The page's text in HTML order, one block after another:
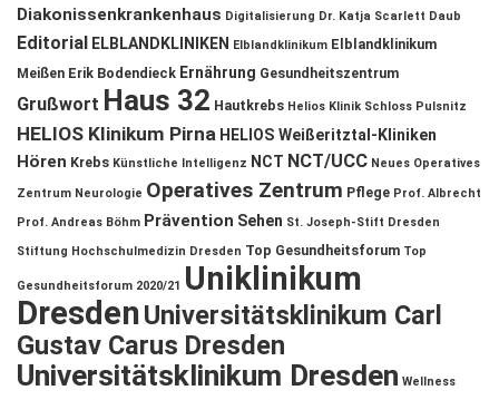
Diakonissenkrankenhaus Digitalisierung Dr. Katja Scarlett Daub
Editorial ELBLANDKLINIKEN Elblandklinikum Elblandklinikum
Meißen Erik Bodendieck Ernährung Gesundheitszentrum
Grußwort Haus 32 Hautkrebs Helios Klinik Schloss Pulsnitz
HELIOS Klinikum Pirna HELIOS Weißeritztal-Kliniken
Hören Krebs Künstliche Intelligenz NCT NCT/UCC Neues Operatives
Zentrum Neurologie Operatives Zentrum Pflege Prof. Albrecht
Prof. Andreas Böhm Prävention Sehen St. Joseph-Stift Dresden
Stiftung Hochschulmedizin Dresden Top Gesundheitsforum Top
Gesundheitsforum 2020/21 Uniklinikum
DresdenUniversitätsklinikum Carl
Gustav Carus Dresden
Universitätsklinikum Dresden Wellness